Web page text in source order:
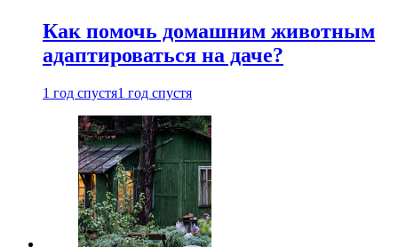
Как помочь домашним животным
адаптироваться на даче?
1 год спустя1 год спустя